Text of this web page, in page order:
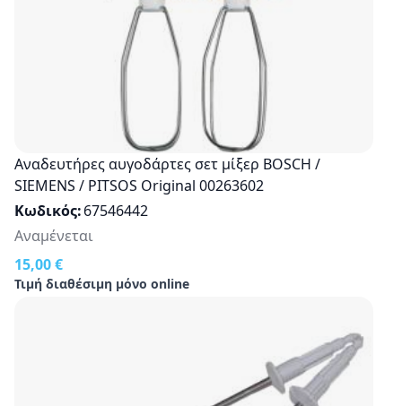
Αναδευτήρες αυγοδάρτες σετ μίξερ BOSCH /
SIEMENS / PITSOS Original 00263602
Κωδικός 67546442
15,00 €
Τιμή διαθέσιμη μόνο online
Αναμένεται